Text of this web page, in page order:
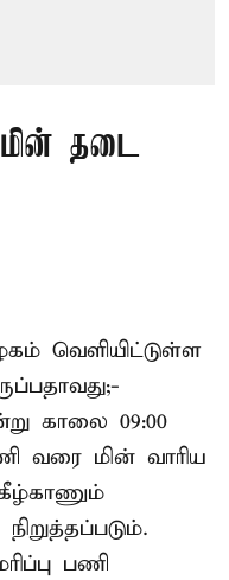
தடை
வெளியிட்டுள்ள
காலை 09:00
வரை மின் வாரிய
பணி